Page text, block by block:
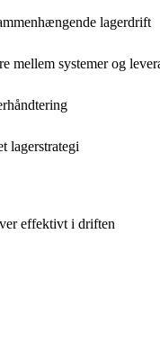
lagerdrift
mellem systemer og
lagerstrategi
effektivt i driften